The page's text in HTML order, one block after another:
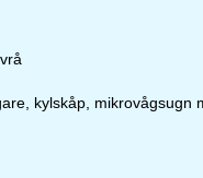
kylskåp, mikrovågsugn